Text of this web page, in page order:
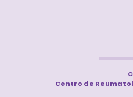
Centro de